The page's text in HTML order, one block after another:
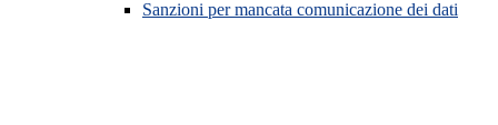
Sanzioni per mancata comunicazione dei dati